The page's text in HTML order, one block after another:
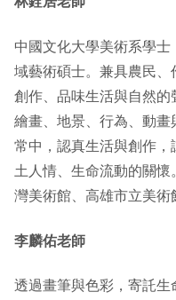
中國文化大學美術系學
域藝術碩士。兼具農民
創作、品味生活與自然
繪畫、地景、行為、動
常中，認真生活與創作
土人情、生命流動的關
灣美術館、高雄市立美術
李麟佑老師
透過畫筆與色彩，寄託